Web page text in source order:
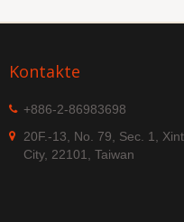
Kontakte
+886-2-86983698
20F.-13, No. 79, Sec. 1,
City, 22101, Taiwan